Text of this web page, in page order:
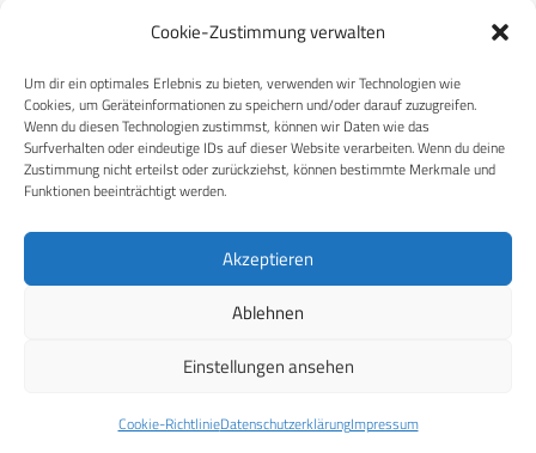
Cookie-Zustimmung verwalten
Um dir ein optimales Erlebnis zu bieten, verwenden wir Technologien wie
Cookies, um Geräteinformationen zu speichern und/oder darauf zuzugreifen.
Wenn du diesen Technologien zustimmst, können wir Daten wie das
Surfverhalten oder eindeutige IDs auf dieser Website verarbeiten. Wenn du deine
Zustimmung nicht erteilst oder zurückziehst, können bestimmte Merkmale und
Funktionen beeinträchtigt werden.
Akzeptieren
Ablehnen
Einstellungen ansehen
Cookie-RichtlinieDatenschutzerklärungImpressum
RECHTLICHES
Datenschutzerklärung
Cookie-Richtlinie (EU)
© 2026 CPM GmbH – Alle Rechte vorbehalten